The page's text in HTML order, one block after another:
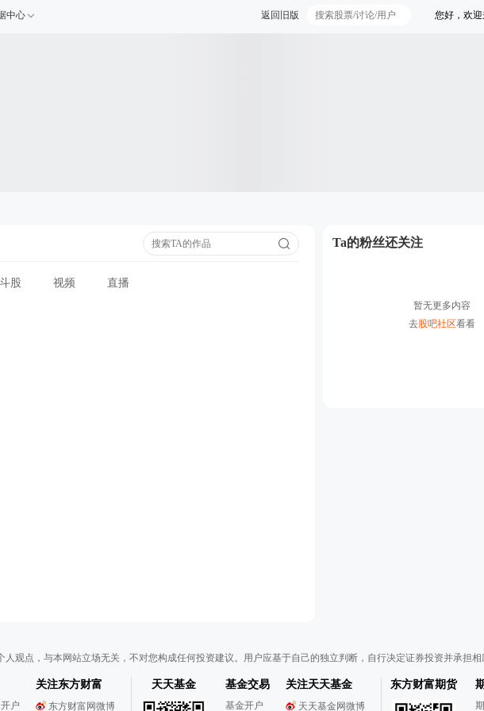
中心 您好，欢迎
返回旧版
斗股 视频 直播
Ta的粉丝还关注
暂无更多内容
去股吧社区看看
观点，与本网站立场无关，不对您构成任何投资建议。用户应基于自己的独立判断，自行决定证券投资并承担相
户
关注东方财富
东方财富网微博
天天基金 基金交易
基金开户
关注天天基金
天天基金网微博
东方财富期货